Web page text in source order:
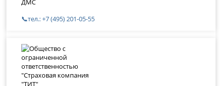
ДМС
📞тел.: +7 (495) 201-05-55